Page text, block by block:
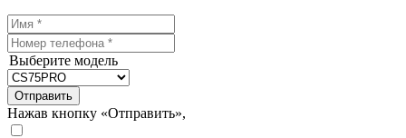
Выберите модель
Отправить
Нажав кнопку «Отправить»,